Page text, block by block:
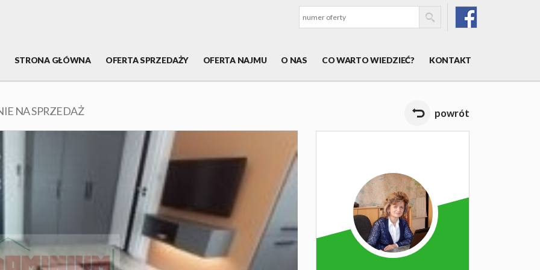
STRONA GŁÓWNA OFERTA SPRZEDAŻY OFERTA NAJMU O NAS CO WARTO WIEDZIEĆ? KONTAKT
NA SPRZEDAŻ powrót